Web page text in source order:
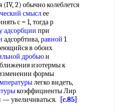
2) обычно колеблется
смыслее
с = 1, тогда р
адсорбции при
адсорбтива,равной 1
в обоих
дробьюи
изотермы к
формы
легко видеть,
коэффициенты Лир
увеличиваться.
[c.85]